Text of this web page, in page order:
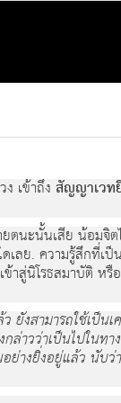
ง เข้าถึงสัญญาเวท
นะนั้นเสีย น้อมจิต
เลย. ความรู้สึกที่เ
สู่นิโรธสมาบัติ หรื
ยังสามารถใช้เป็น
ล่าวว่าเป็นไปในท
างยิ่งอยู่แล้ว นับ